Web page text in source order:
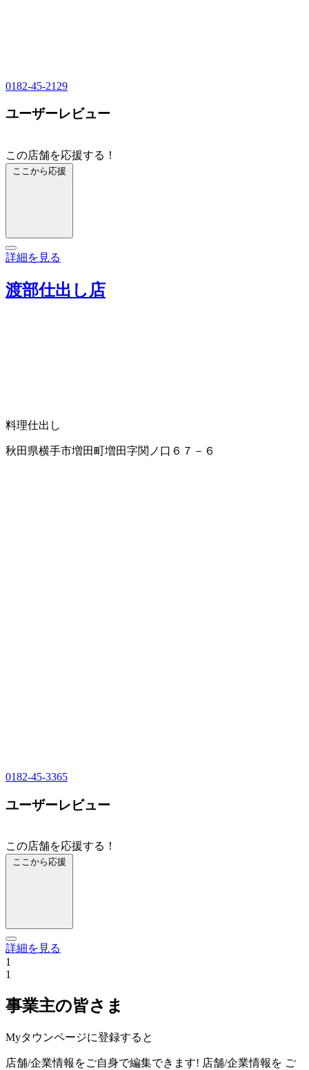
0182-45-2129
ユーザーレビュー
この店舗を応援する！
ここから応援
詳細を見る
渡部仕出し店
料理仕出し
秋田県横手市増田町増田字関ノ口６７－６
0182-45-3365
ユーザーレビュー
この店舗を応援する！
ここから応援
詳細を見る
1
1
事業主の皆さま
Myタウンページに登録すると
店舗/企業情報をご自身で編集できます! 店舗/企業情報を ご